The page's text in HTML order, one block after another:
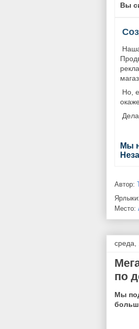
Вы
Но,
Мы
Автор:
Ярлыки:
Место:
среда,
по
Мы